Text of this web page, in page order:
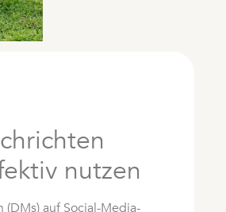
nutzen
(DMs) auf Social-Media-